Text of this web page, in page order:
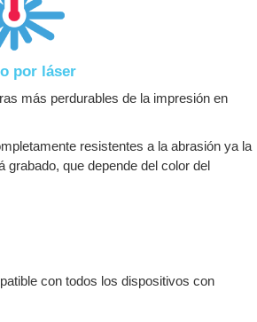
por láser
más perdurables de la impresión en
resistentes a la abrasión ya la
grabado, que depende del color del
con todos los dispositivos con